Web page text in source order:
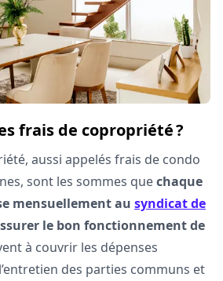
frais de copropriété ?
aussi appelés frais de condo
sont les sommes quechaque
mensuellement au syndicat de
le bon fonctionnement de
à couvrir les dépenses
des parties communs et